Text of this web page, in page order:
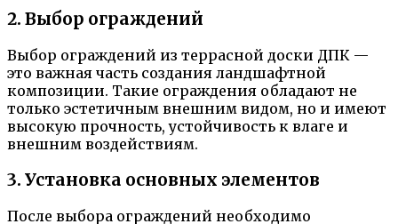
2. Выбор ограждений
Выбор ограждений из террасной доски ДПК —
это важная часть создания ландшафтной
композиции. Такие ограждения обладают не
только эстетичным внешним видом, но и имеют
высокую прочность, устойчивость к влаге и
внешним воздействиям.
3. Установка основных элементов
После выбора ограждений необходимо